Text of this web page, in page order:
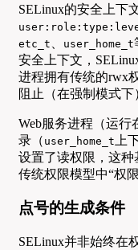
SELinux的安全上下
etc_t user_home_t
安全上下文，
进程拥有传统的rwx
阻止（在强制模式下
Web服务进程（运行
录（ user_home_t 上
设置了读权限，这
传统权限模型中“权
点号的生成条件
SELinux并非始终在